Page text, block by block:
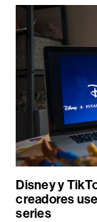
Disney y
creadores
series